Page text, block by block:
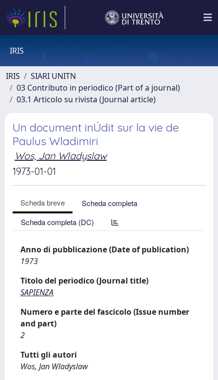
IRIS
IRIS
SIARI UNITN
03 Contributo in periodico (Part of a journal)
03.1 Articolo su rivista (Journal article)
Un document inÚdit sur la vie de
Paulus Wladimiri
Wos, Jan Wladyslaw
1973-01-01
Scheda breve
Scheda completa
Scheda completa (DC)
Anno di pubblicazione (Date of publication)
1973
Titolo del periodico (Journal title)
SAPIENZA
Numero e parte del fascicolo (Issue number
and part)
2
Tutti gli autori
Wos, Jan Wladyslaw